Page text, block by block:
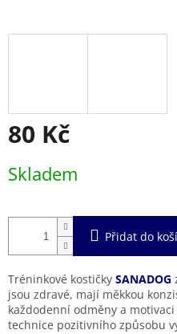
80 Kč
cena:
Skladem
Přidat do
Tréninkové kostičky SANADOG
jsou zdravé, mají měkkou
každodenní odměny a
technice pozitivního způsobu